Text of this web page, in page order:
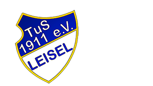
Inhalt
springen